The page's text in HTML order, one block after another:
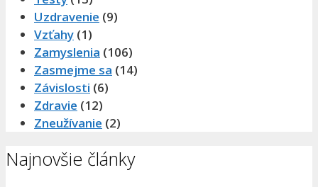
Uzdravenie (9)
Vzťahy (1)
Zamyslenia (106)
Zasmejme sa (14)
Závislosti (6)
Zdravie (12)
Zneužívanie (2)
Najnovšie články